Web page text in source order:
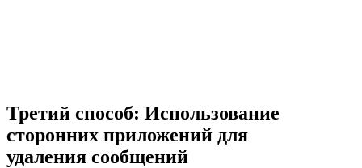
Третий способ: Использование
сторонних приложений для
удаления сообщений